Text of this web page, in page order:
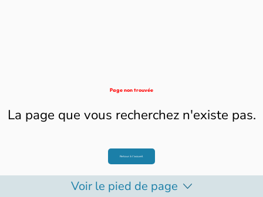
Page non trouvée
La page que vous recherchez n'existe pas.
Retour à l'accueil
Voir le pied de page